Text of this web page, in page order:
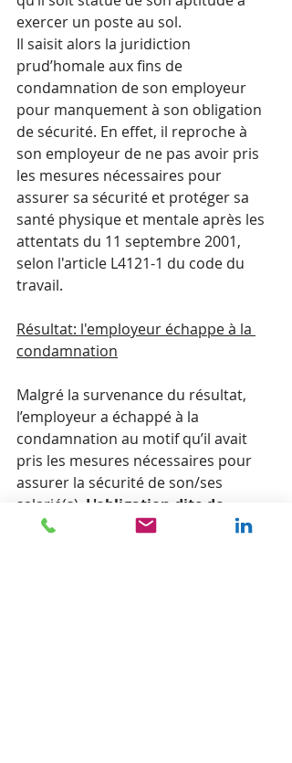
exercer un poste au sol.
Il saisit alors la juridiction
prud’homale aux fins de
condamnation de son employeur
pour manquement à son obligation
de sécurité. En effet, il reproche à
son employeur de ne pas avoir pris
les mesures nécessaires pour
assurer sa sécurité et protéger sa
santé physique et mentale après les
attentats du 11 septembre 2001,
selon l'article L4121-1 du code du
travail.
Résultat: l'employeur échappe à la
condamnation
Malgré la survenance du résultat,
l’employeur a échappé à la
condamnation au motif qu’il avait
pris les mesures nécessaires pour
assurer la sécurité de son/ses
salarié(s). L'obligation dite de
résultat a basculé pour devenir